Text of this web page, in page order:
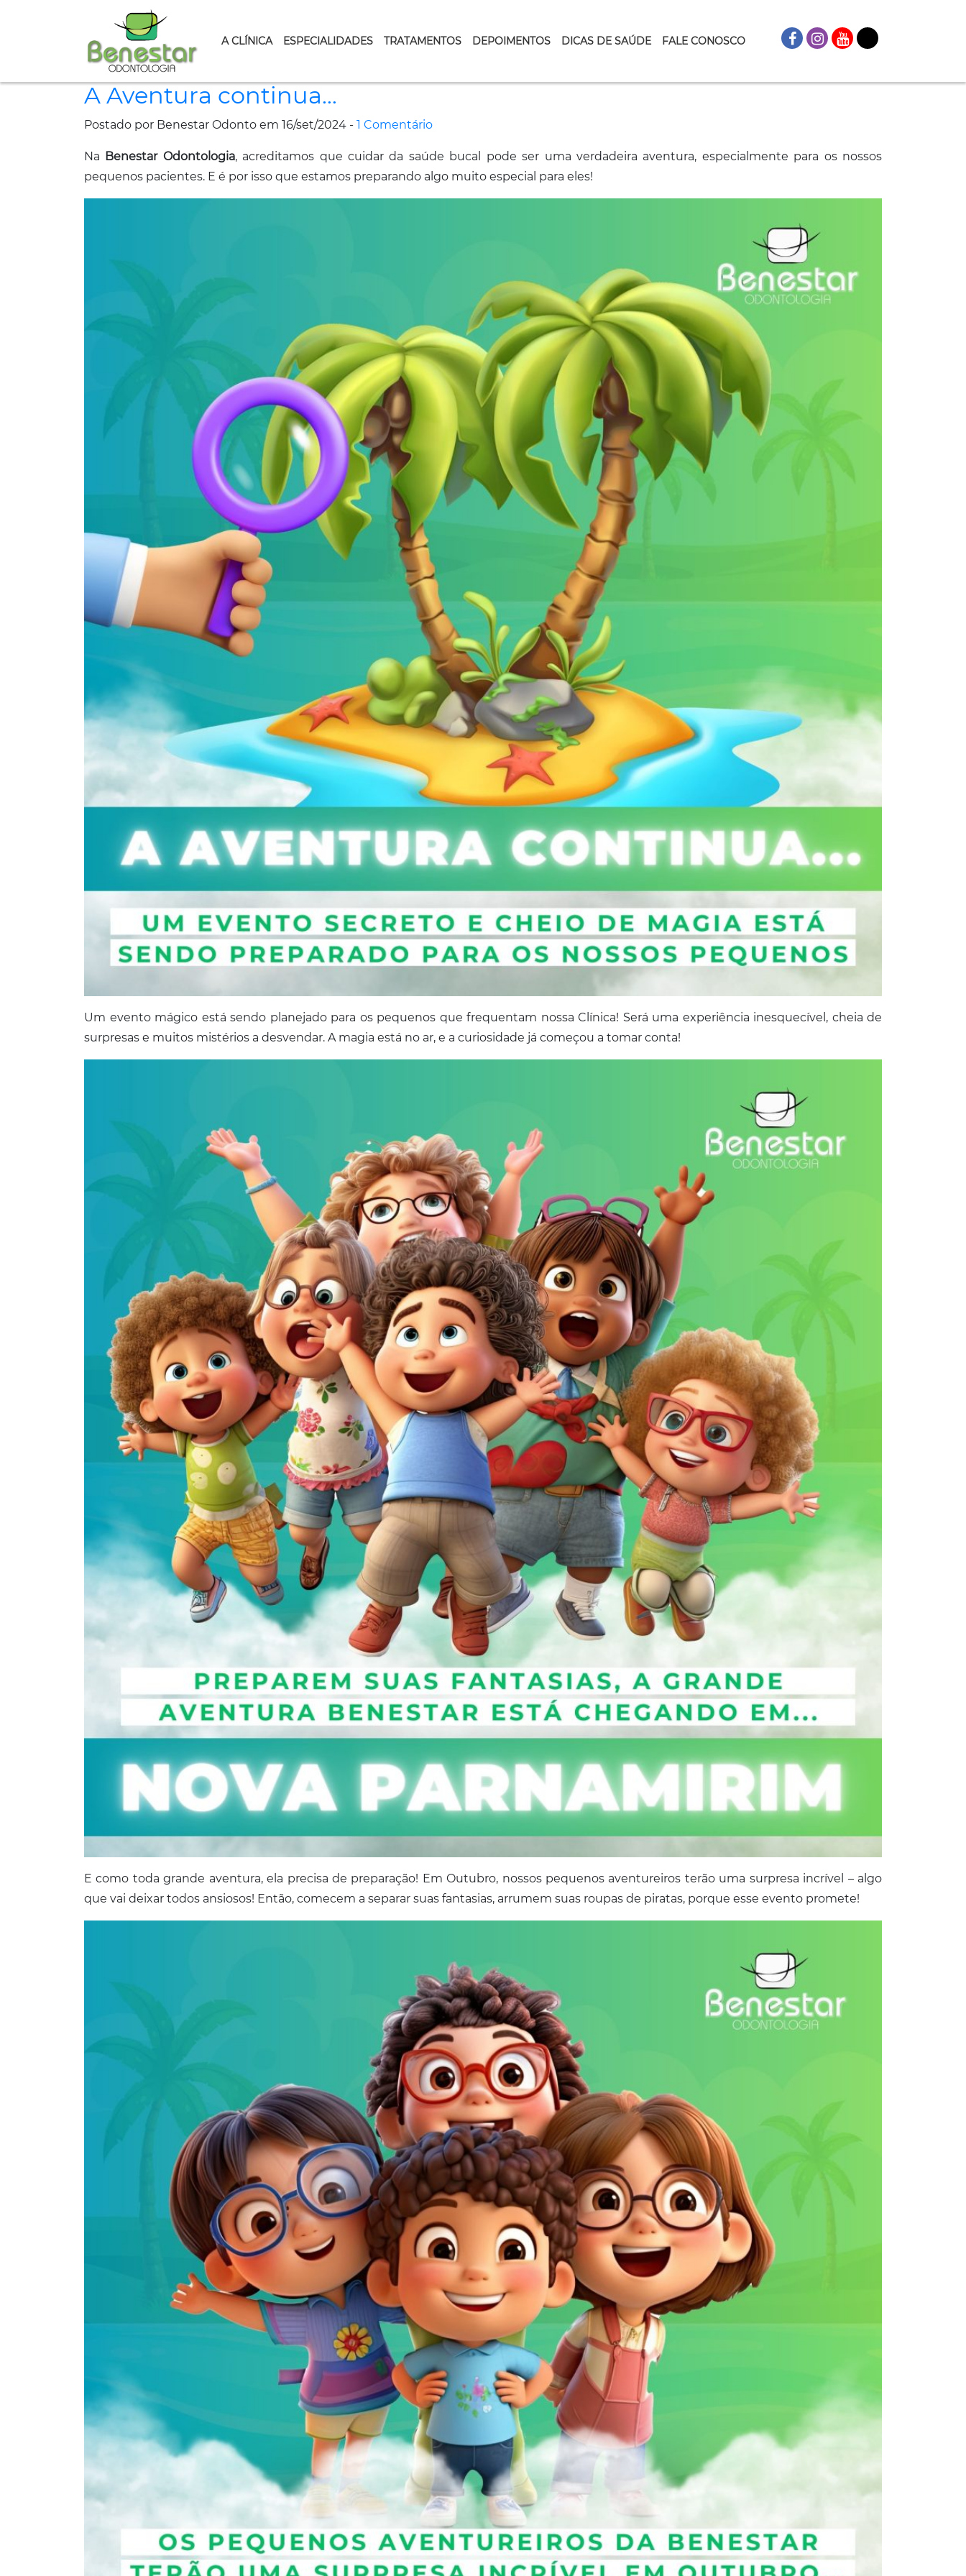
A CLÍNICA ESPECIALIDADES TRATAMENTOS DEPOIMENTOS DICAS DE SAÚDE FALE CONOSCO
A Aventura continua…
Postado por Benestar Odonto em 16/set/2024 - 1 Comentário
Na Benestar Odontologia, acreditamos que cuidar da saúde bucal pode ser uma verdadeira aventura, especialmente para os nossos
pequenos pacientes. E é por isso que estamos preparando algo muito especial para eles!
Um evento mágico está sendo planejado para os pequenos que frequentam nossa Clínica! Será uma experiência inesquecível, cheia de
surpresas e muitos mistérios a desvendar. A magia está no ar, e a curiosidade já começou a tomar conta!
E como toda grande aventura, ela precisa de preparação! Em Outubro, nossos pequenos aventureiros terão uma surpresa incrível – algo
que vai deixar todos ansiosos! Então, comecem a separar suas fantasias, arrumem suas roupas de piratas, porque esse evento promete!